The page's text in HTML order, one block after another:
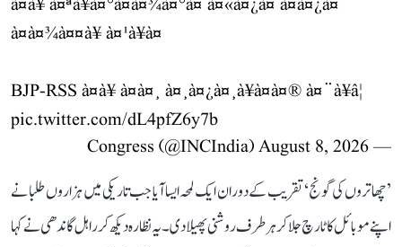
à¤à¥ à¤ªà¥à¤°à¤à¤¾à¤°à¤ à¤«à¤¿à¤ à¤à¤¿à¤
à¤à¤¾à¤¤à¥ à¤¹à¥à¤
BJP-RSS à¤à¥ à¤à¤¸ à¤¸à¤¿à¤¸à¥à¤à¤® à¤¨à¥â¦
pic.twitter.com/dL4pfZ6y7b
— Congress (@INCIndia)
August 8, 2026
’چھاتروں کی گونج‘ تقریب کے دوران ایک لمحہ ایسا آیا جب تاریکی میں ہزاروں طلبا نے
اپنے موبائل کا ٹارچ جلا کر ہر طرف روشنی پھیلا دی۔ یہ نظارہ دیکھ کر راہل گاندھی نے کہا